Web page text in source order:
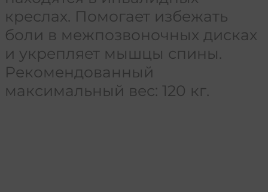
креслах. Помогает избежать
боли в межпозвоночных дисках
и укрепляет мышцы спины.
Рекомендованный
максимальный вес: 120 кг.